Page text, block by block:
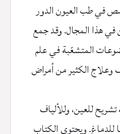
في طب العيون الدور
في هذا المجال. وقد جمع
المتشعّبة في علم
الكثير من أمراض
للعين، وللألياف
للدماغ. ويحتوي الكتاب